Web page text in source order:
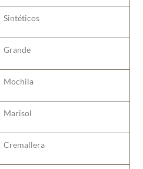
Sintéticos
Grande
Mochila
Marisol
Cremallera